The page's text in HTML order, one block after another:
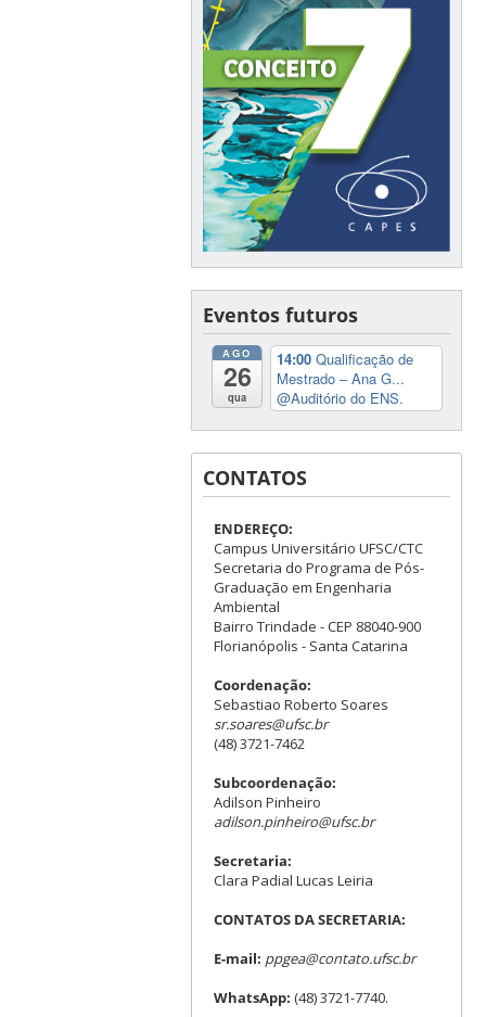
Eventos futuros
AGO
26
qua
14:00Qualificação de
Mestrado – Ana G...
@Auditório do ENS.
CONTATOS
ENDEREÇO:
Campus Universitário UFSC/CTC
Secretaria do Programa de Pós-
Graduação em Engenharia
Ambiental
Bairro Trindade - CEP 88040-900
Florianópolis - Santa Catarina
Coordenação:
Sebastiao Roberto Soares
sr.soares@ufsc.br
(48) 3721-7462
Subcoordenação:
Adilson Pinheiro
adilson.pinheiro@ufsc.br
Secretaria:
Clara Padial Lucas Leiria
CONTATOS DA SECRETARIA:
E-mail: ppgea@contato.ufsc.br
WhatsApp: (48) 3721-7740.